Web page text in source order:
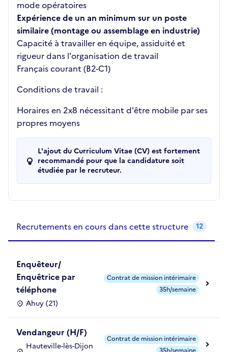
mode opératoires
Expérience de un an minimum sur un poste
similaire (montage ou assemblage en industrie)
Capacité à travailler en équipe, assiduité et
rigueur dans l'organisation de travail
Français courant (B2-C1)
Conditions de travail :
Horaires en 2x8 nécessitant d'être mobile par ses
propres moyens
L'ajout du Curriculum Vitae (CV) est fortement
recommandé pour que la candidature soit
étudiée par le recruteur.
Recrutements en cours dans cette structure 12
Enquêteur/
Enquêtrice par
téléphone
Ahuy (21)
Contrat de mission intérimaire
35h/semaine
Vendangeur (H/F)
Hauteville-lès-Dijon
Contrat de mission intérimaire